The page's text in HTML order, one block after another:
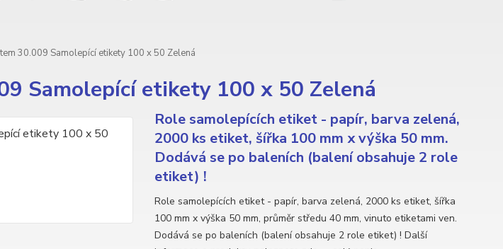
30.009 Samolepící etikety 100 x 50 Zelená
Samolepící etikety 100 x 50 Zelená
Role samolepících etiket - papír, barva zelená,
2000 ks etiket, šířka 100 mm x výška 50 mm.
Dodává se po baleních (balení obsahuje 2 role
etiket) !
Role samolepících etiket - papír, barva zelená, 2000 ks etiket, šířka
100 mm x výška 50 mm, průměr středu 40 mm, vinuto etiketami ven.
Dodává se po baleních (balení obsahuje 2 role etiket) ! Další